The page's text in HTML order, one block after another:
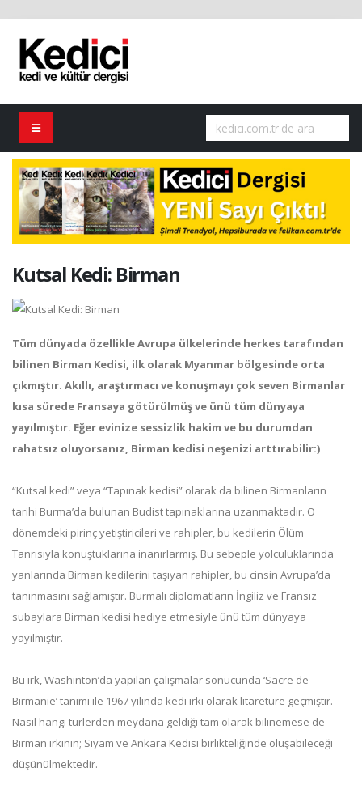
Kutsal Kedi: Birman
Tüm dünyada özellikle Avrupa ülkelerinde herkes tarafından
bilinen Birman Kedisi, ilk olarak Myanmar bölgesinde orta
çıkmıştır. Akıllı, araştırmacı ve konuşmayı çok seven Birmanlar
kısa sürede Fransaya götürülmüş ve ünü tüm dünyaya
yayılmıştır. Eğer evinize sessizlik hakim ve bu durumdan
rahatsız oluyorsanız, Birman kedisi neşenizi arttırabilir:)
“Kutsal kedi” veya “Tapınak kedisi” olarak da bilinen Birmanların
tarihi Burma’da bulunan Budist tapınaklarına uzanmaktadır. O
dönemdeki pirinç yetiştiricileri ve rahipler, bu kedilerin Ölüm
Tanrısıyla konuştuklarına inanırlarmış. Bu sebeple yolculuklarında
yanlarında Birman kedilerini taşıyan rahipler, bu cinsin Avrupa’da
tanınmasını sağlamıştır. Burmalı diplomatların İngiliz ve Fransız
subaylara Birman kedisi hediye etmesiyle ünü tüm dünyaya
yayılmıştır.
Bu ırk, Washinton’da yapılan çalışmalar sonucunda ‘Sacre de
Birmanie’ tanımı ile 1967 yılında kedi ırkı olarak litaretüre geçmiştir.
Nasıl hangi türlerden meydana geldiği tam olarak bilinemese de
Birman ırkının; Siyam ve Ankara Kedisi birlikteliğinde oluşabileceği
düşünülmektedir.